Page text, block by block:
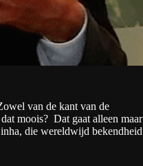
van de kant van de
moois? Dat gaat alleen maar
, die wereldwijd bekendheid